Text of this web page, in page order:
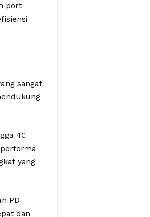
port
sangat
40
yang
PD
dan